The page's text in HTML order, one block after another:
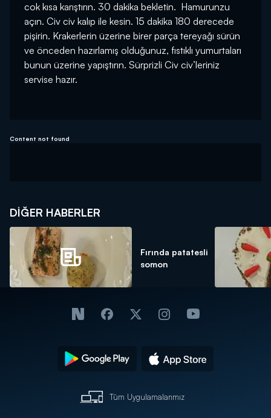
cok kısa karıştırın. 30 dakika bekletin. Hamurunzu
açın. Civ civ kalıp ile kesin. 15 dakika 180 derecede
pişirin. Krakerlerin üzerine birer parça tereyağı sürün
ve önceden hazırlamış olduğunuz, fıstıklı yumurtaları
bunun üzerine yapıştırın. Sürprizli Civ civ’leriniz
servise hazır.
Content not found
DIĞER HABERLER
Fırında patatesli
somon
Tüm Uygulamalarımız